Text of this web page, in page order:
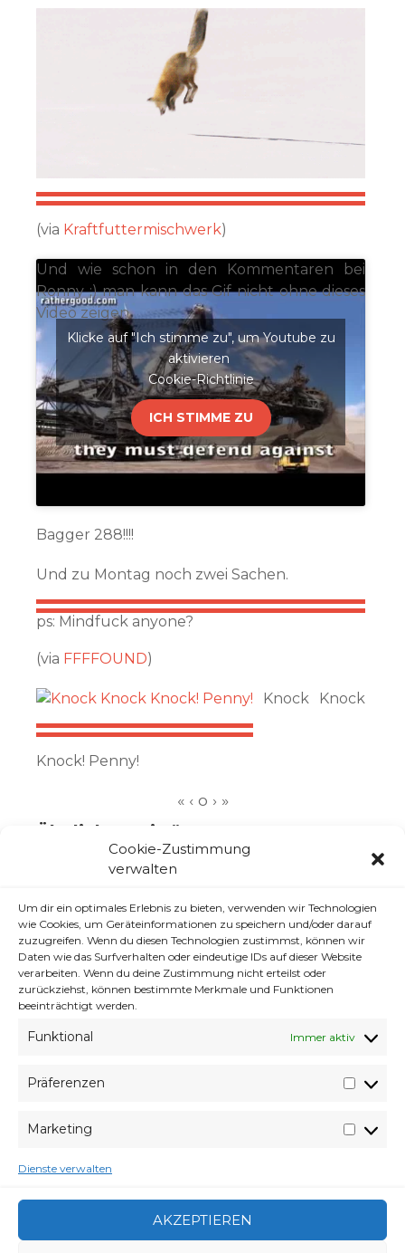
Cookie-Zustimmung
verwalten
Um dir ein optimales Erlebnis zu bieten, verwenden wir Technologien
wie Cookies, um Geräteinformationen zu speichern und/oder darauf
zuzugreifen. Wenn du diesen Technologien zustimmst, können wir
Daten wie das Surfverhalten oder eindeutige IDs auf dieser Website
verarbeiten. Wenn du deine Zustimmung nicht erteilst oder
zurückziehst, können bestimmte Merkmale und Funktionen
beeinträchtigt werden.
Funktional Immer aktiv
Präferenzen
Marketing
Dienste verwalten
AKZEPTIEREN
(via Kraftfuttermischwerk)
Und wie schon in den Kommentaren bei
Ronny ;) man kann das Gif nicht ohne dieses
Video zeigen.
ps: Mindfuck anyone?
Klicke auf "Ich stimme zu", um Youtube zu
aktivieren
Cookie-Richtlinie
ICH STIMME ZU
Bagger 288!!!!
Und zu Montag noch zwei Sachen.
(via FFFFOUND)
Knock Knock
Knock! Penny!
Ähnliche Beiträge:
Montag du kleines mieses …
Mein Ascii Selbst
Montag – ein paar Gedanken.
Montag – So ein Kaffee intensiver Tag
Jahr is ja noch jung.
PSY – GENTLEMAN
VERABREDUNG
11. FEBRUAR 2013